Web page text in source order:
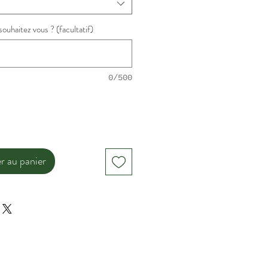
vous ? (facultatif)
0/500
au panier